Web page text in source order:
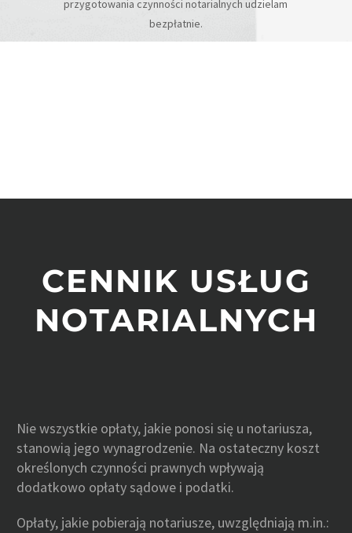
przygotowania czynności notarialnych udzielam
bezpłatnie.
CENNIK USŁUG
NOTARIALNYCH
Nie wszystkie opłaty, jakie ponosi się u notariusza,
stanowią jego wynagrodzenie. Na ostateczny koszt
określonych czynności prawnych wpływają
dodatkowo opłaty sądowe i podatki.
Opłaty, jakie pobierają notariusze, uwzględniają m.in.: